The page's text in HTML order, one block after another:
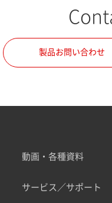
製品お問い合わせ
動画・各種資料
サービス／サポート